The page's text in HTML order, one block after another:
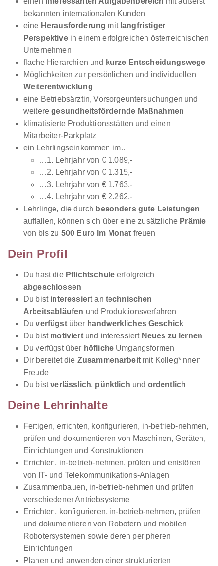
Doppellehre Mechatronik & Prozesstechnik
(w/m/d) ROTO FRANK AUSTRIA GmbH
01.09.2026
8401 Kalsdorf bei Graz
1.071 € pro Monat
Mechatroniker/in Austria Metall GmbH
5282 Ranshofen
Mechatronik - Automatisierungstechnik
MARETO
Kunststoffverarbeitung GmbH
01.09.2026
1.089 - 2.262 € pro Monat
Ähnliche Stellen
Elektrotechnik - Anlagen- & Betriebstechnik
MARETO Kunststoffverarbeitung GmbH
01.09.2026
bekannten internationalen Kunden
eine Herausforderung mitlangfristiger
Perspektivein einem erfolgreichen österreichischen
Unternehmen
flache Hierarchien und kurze Entscheidungswege
Möglichkeiten zur persönlichen und individuellen
Weiterentwicklung
eine Betriebsärztin, Vorsorgeuntersuchungen und
weiteregesundheitsfördernde Maßnahmen
klimatisierte Produktionsstätten und einen
Mitarbeiter-Parkplatz
ein Lehrlingseinkommen im…
…1. Lehrjahr von € 1.089,-
…2. Lehrjahr von € 1.315,-
…3. Lehrjahr von € 1.763,-
…4. Lehrjahr von € 2.262,-
Lehrlinge, die durch besonders gute Leistungen
auffallen, können sich über eine zusätzliche Prämie
von bis zu 500 Euro im Monat freuen
Dein Profil
Du hast die Pflichtschule erfolgreich
abgeschlossen
Du bistinteressiert an technischen
Arbeitsabläufen und Produktionsverfahren
Duverfügstüber handwerkliches Geschick
Du bist motiviertund interessiert Neues zu lernen
Du verfügst über höfliche Umgangsformen
Dir bereitet die Zusammenarbeitmit Kolleg*innen
Freude
Du bistverlässlich, pünktlich und ordentlich
Deine Lehrinhalte
Fertigen, errichten, konfigurieren, in-betrieb-nehmen,
prüfen und dokumentieren von Maschinen, Geräten,
Einrichtungen und Konstruktionen
Errichten, in-betrieb-nehmen, prüfen und entstören
von IT- und Telekommunikations-Anlagen
Zusammenbauen, in-betrieb-nehmen und prüfen
verschiedener Antriebsysteme
Errichten, konfigurieren, in-betrieb-nehmen, prüfen
und dokumentieren von Robotern und mobilen
Robotersystemen sowie deren peripheren
Einrichtungen
Planen und anwenden einer strukturierten